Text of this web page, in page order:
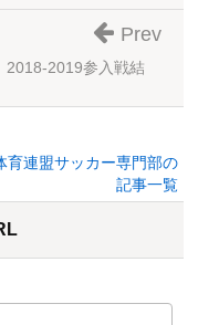
2019参入戦結
Prev
育連盟サッカー専門部の
記事一覧